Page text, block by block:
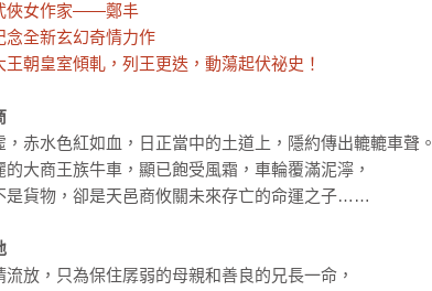
俠女作家——鄭丰
念全新玄幻奇情力作
朝皇室傾軋，列王更迭，動蕩起伏祕史！
，赤水色紅如血，日正當中的土道上，隱約傳出轆轆車聲。
的大商王族牛車，顯已飽受風霜，車輪覆滿泥濘，
是貨物，卻是天邑商攸關未來存亡的命運之子……
流放，只為保住孱弱的母親和善良的兄長一命，